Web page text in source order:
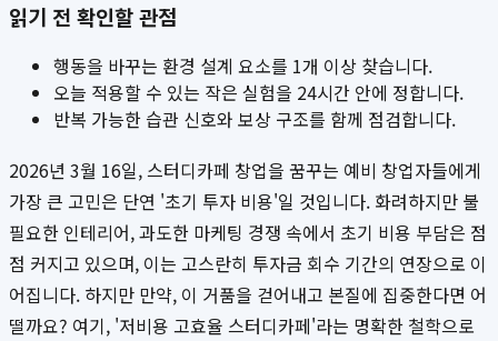
읽기 전 확인할 관점
행동을 바꾸는 환경 설계 요소를 1개 이상 찾습니다.
오늘 적용할 수 있는 작은 실험을 24시간 안에 정합니다.
반복 가능한 습관 신호와 보상 구조를 함께 점검합니다.
2026년 3월 16일, 스터디카페 창업을 꿈꾸는 예비 창업자들에게
가장 큰 고민은 단연 '초기 투자 비용'일 것입니다. 화려하지만 불
필요한 인테리어, 과도한 마케팅 경쟁 속에서 초기 비용 부담은 점
점 커지고 있으며, 이는 고스란히 투자금 회수 기간의 연장으로 이
어집니다. 하지만 만약, 이 거품을 걷어내고 본질에 집중한다면 어
떨까요? 여기, '저비용 고효율 스터디카페'라는 명확한 철학으로